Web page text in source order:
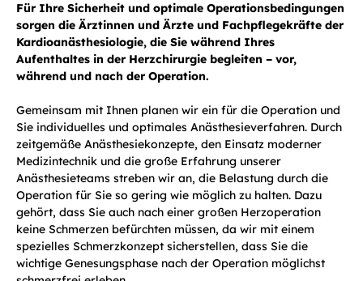
Für Ihre Sicherheit und optimale Operationsbedingungen
sorgen die Ärztinnen und Ärzte und Fachpflegekräfte der
Kardioanästhesiologie, die Sie während Ihres
Aufenthaltes in der Herzchirurgie begleiten – vor,
während und nach der Operation.
Gemeinsam mit Ihnen planen wir ein für die Operation und
Sie individuelles und optimales Anästhesieverfahren. Durch
zeitgemäße Anästhesiekonzepte, den Einsatz moderner
Medizintechnik und die große Erfahrung unserer
Anästhesieteams streben wir an, die Belastung durch die
Operation für Sie so gering wie möglich zu halten. Dazu
gehört, dass Sie auch nach einer großen Herzoperation
keine Schmerzen befürchten müssen, da wir mit einem
spezielles Schmerzkonzept sicherstellen, dass Sie die
wichtige Genesungsphase nach der Operation möglichst